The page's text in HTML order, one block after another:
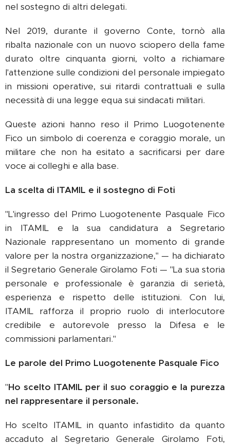
nel sostegno di altri delegati.
Nel 2019, durante il governo Conte, tornò alla
ribalta nazionale con un nuovo sciopero della fame
durato oltre cinquanta giorni, volto a richiamare
l'attenzione sulle condizioni del personale impiegato
in missioni operative, sui ritardi contrattuali e sulla
necessità di una legge equa sui sindacati militari.
Queste azioni hanno reso il Primo Luogotenente
Fico un simbolo di coerenza e coraggio morale, un
militare che non ha esitato a sacrificarsi per dare
voce ai colleghi e alla base.
La scelta di ITAMIL e il sostegno di Foti
"L'ingresso del Primo Luogotenente Pasquale Fico
in ITAMIL e la sua candidatura a Segretario
Nazionale rappresentano un momento di grande
valore per la nostra organizzazione," — ha dichiarato
il Segretario Generale Girolamo Foti — "La sua storia
personale e professionale è garanzia di serietà,
esperienza e rispetto delle istituzioni. Con lui,
ITAMIL rafforza il proprio ruolo di interlocutore
credibile e autorevole presso la Difesa e le
commissioni parlamentari."
Le parole del Primo Luogotenente Pasquale Fico
"Ho scelto ITAMIL per il suo coraggio e la purezza
nel rappresentare il personale.
Ho scelto ITAMIL in quanto infastidito da quanto
accaduto al Segretario Generale Girolamo Foti,